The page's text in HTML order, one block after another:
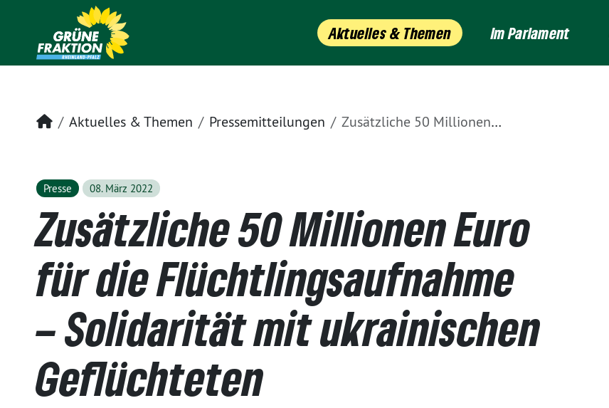
Aktuelles & Themen Im Parlament
Startseite
Aktuelles & Themen Pressemitteilungen Zusätzliche 50 Millionen Euro für die Flüchtlingsaufnahme – Solidarität mit ukrainischen Geflüchteten
Presse 08. März 2022
Zusätzliche 50 Millionen Euro
für die Flüchtlingsaufnahme
– Solidarität mit ukrainischen
Geflüchteten